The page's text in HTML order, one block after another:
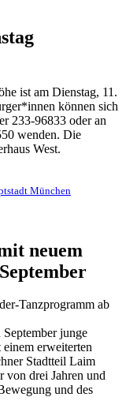
ist am Dienstag, 11.
können sich
233-96833 oder an
wenden. Die
West.
München
neuem
junge
erweiterten
Stadtteil Laim
von drei Jahren und
und des